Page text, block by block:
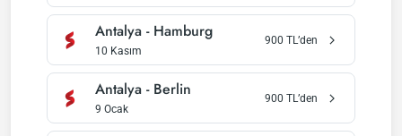
Antalya - Hamburg
10 Kasım
900 TL’den
Antalya - Berlin
9 Ocak
900 TL’den